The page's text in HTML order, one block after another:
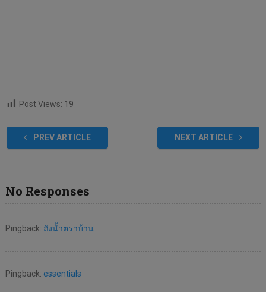
Post Views: 19
PREV ARTICLE NEXT ARTICLE
No Responses
Pingback: ถังน้ำตราบ้าน
Pingback: essentials